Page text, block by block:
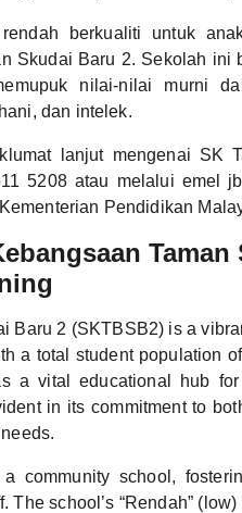
berkualiti untuk
Skudai Baru 2. Sekolah ini
nilai-nilai murni
dan intelek.
lanjut mengenai SK
5208 atau melalui emel
Pendidikan
Taman
Baru 2 (SKTBSB2) is a
a total student population
a vital educational hub
in its commitment to
community school,
school’s “Rendah”